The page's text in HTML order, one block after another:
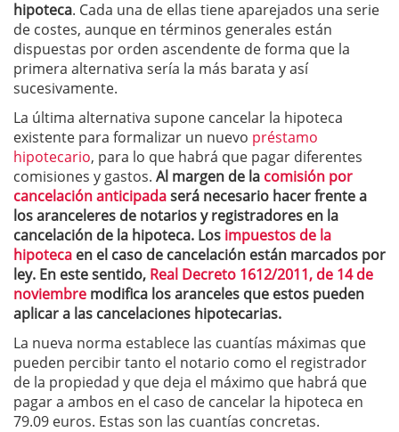
hipoteca. Cada una de ellas tiene aparejados una serie
de costes, aunque en términos generales están
dispuestas por orden ascendente de forma que la
primera alternativa sería la más barata y así
sucesivamente.
La última alternativa supone cancelar la hipoteca
existente para formalizar un nuevo préstamo
hipotecario, para lo que habrá que pagar diferentes
comisiones y gastos. Al margen de la comisión por
cancelación anticipadaserá necesario hacer frente a
los aranceleres de notarios y registradores en la
cancelación de la hipoteca. Los impuestos de la
hipoteca en el caso de cancelación están marcados por
ley. En este sentido, Real Decreto 1612/2011, de 14 de
noviembre modifica los aranceles que estos pueden
aplicar a las cancelaciones hipotecarias.
La nueva norma establece las cuantías máximas que
pueden percibir tanto el notario como el registrador
de la propiedad y que deja el máximo que habrá que
pagar a ambos en el caso de cancelar la hipoteca en
79.09 euros. Estas son las cuantías concretas.